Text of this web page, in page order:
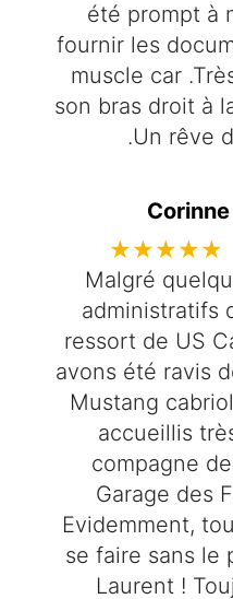
été prompt à
fournir les
muscle car
son bras droit à
.Un rêve
★★★★★
Malgré
administratifs
ressort de US
avons été ravis
Mustang
accueillis
compagne
Garage des
Evidemment,
se faire sans le
Laurent !